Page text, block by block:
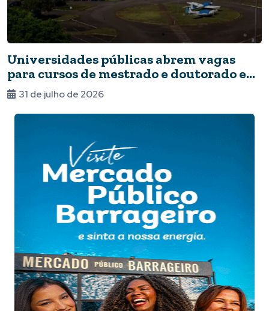
Universidades públicas abrem vagas
para cursos de mestrado e doutorado em
Foz31 de julho de 2026